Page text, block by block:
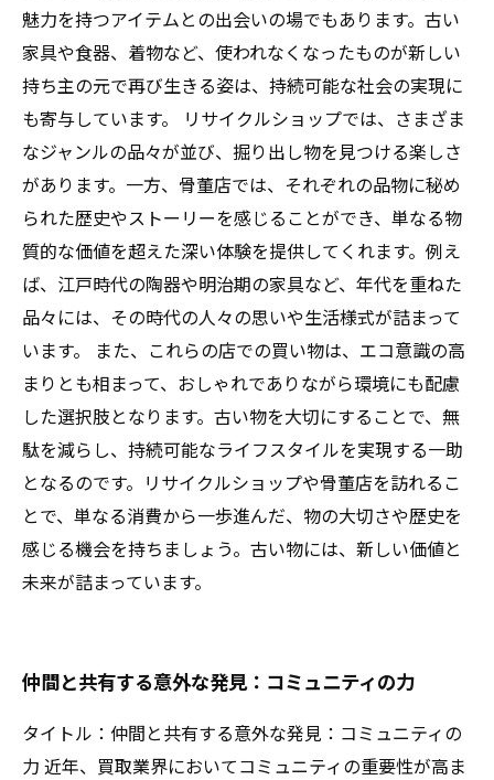
魅力を持つアイテムとの出会いの場でもあります。古い
家具や食器、着物など、使われなくなったものが新しい
持ち主の元で再び生きる姿は、持続可能な社会の実現に
も寄与しています。 リサイクルショップでは、さまざま
なジャンルの品々が並び、掘り出し物を見つける楽しさ
があります。一方、骨董店では、それぞれの品物に秘め
られた歴史やストーリーを感じることができ、単なる物
質的な価値を超えた深い体験を提供してくれます。例え
ば、江戸時代の陶器や明治期の家具など、年代を重ねた
品々には、その時代の人々の思いや生活様式が詰まって
います。 また、これらの店での買い物は、エコ意識の高
まりとも相まって、おしゃれでありながら環境にも配慮
した選択肢となります。古い物を大切にすることで、無
駄を減らし、持続可能なライフスタイルを実現する一助
となるのです。リサイクルショップや骨董店を訪れるこ
とで、単なる消費から一歩進んだ、物の大切さや歴史を
感じる機会を持ちましょう。古い物には、新しい価値と
未来が詰まっています。
仲間と共有する意外な発見：コミュニティの力
タイトル：仲間と共有する意外な発見：コミュニティの
力 近年、買取業界においてコミュニティの重要性が高ま